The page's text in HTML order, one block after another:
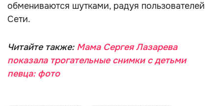
обмениваются шутками, радуя пользователей
Сети.
Читайте также: Мама Сергея Лазарева
показала трогательные снимки с детьми
певца: фото